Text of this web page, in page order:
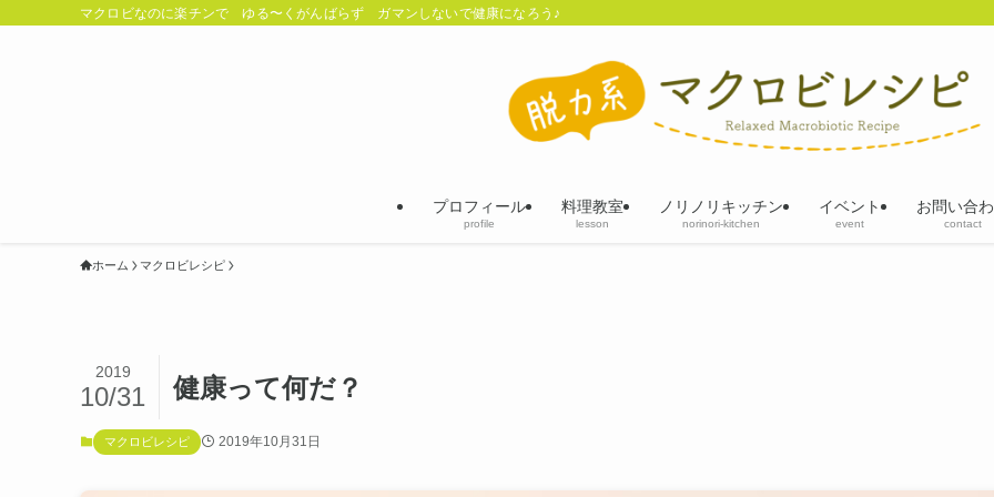
マクロビなのに楽チンで ゆる〜くがんばらず ガマンしないで健康になろう♪
プロフィール
profile
料理教室
lesson
ノリノリキッチン
norinori-kitchen
イベント
event
お問い合
contact
ホーム マクロビレシピ
健康って何だ？
2019
10/31
マクロビレシピ 2019年10月31日